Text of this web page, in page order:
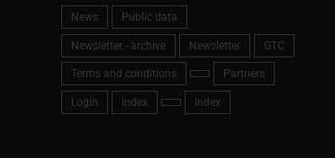
News Public data
Newsletter - archive Newsletter GTC
Terms and conditions Partners
Login Index Index